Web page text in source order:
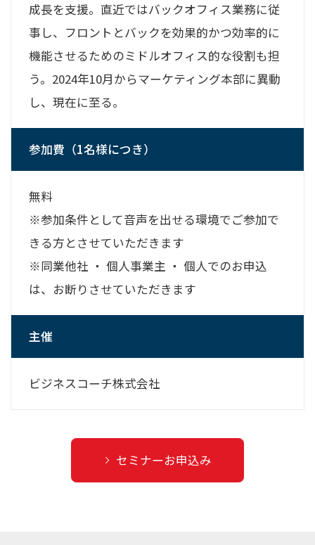
成長を支援。直近ではバックオフィス業務に従
事し、フロントとバックを効果的かつ効率的に
機能させるためのミドルオフィス的な役割も担
う。2024年10月からマーケティング本部に異動
し、現在に至る。
参加費（1名様につき）
無料
※参加条件として音声を出せる環境でご参加で
きる方とさせていただきます
※同業他社 ・ 個人事業主 ・ 個人でのお申込
は、お断りさせていただきます
主催
ビジネスコーチ株式会社
セミナーお申込み